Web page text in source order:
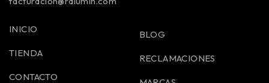
INICIO
TIENDA
CONTACTO
BLOG
RECLAMACIONES